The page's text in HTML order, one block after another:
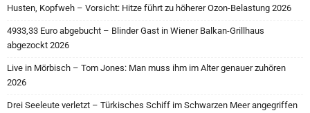
Husten, Kopfweh – Vorsicht: Hitze führt zu höherer Ozon-Belastung 2026
4933,33 Euro abgebucht – Blinder Gast in Wiener Balkan-Grillhaus
abgezockt 2026
Live in Mörbisch – Tom Jones: Man muss ihm im Alter genauer zuhören
2026
Drei Seeleute verletzt – Türkisches Schiff im Schwarzen Meer angegriffen